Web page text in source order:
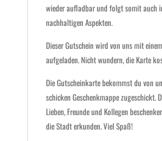
wieder aufladbar und folgt somit auch
nachhaltigen Aspekten.
Dieser Gutschein wird von uns mit
aufgeladen. Nicht wundern, die Karte
DieGutscheinkartebekommst du von
schicken Geschenkmappe zugeschickt.D
Lieben, Freunde und Kollegen
die Stadt erkunden.Viel Spaß!